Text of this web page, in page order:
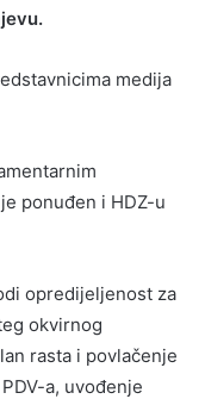
medija
ponuđen i HDZ-u
opredijeljenost za
okvirnog
rasta i povlačenje
a, uvođenje